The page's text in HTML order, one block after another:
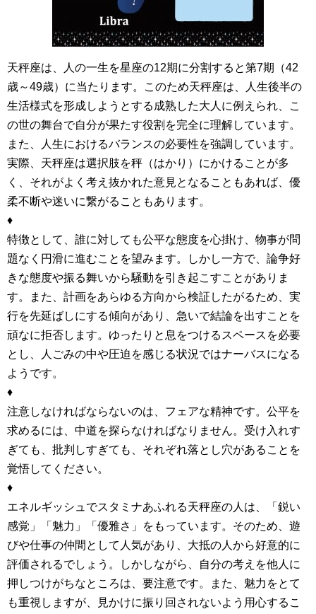
天秤座は、人の一生を星座の12期に分割すると第7期（42
歳～49歳）に当たります。このため天秤座は、人生後半の
生活様式を形成しようとする成熟した大人に例えられ、こ
の世の舞台で自分が果たす役割を完全に理解しています。
また、人生におけるバランスの必要性を強調しています。
実際、天秤座は選択肢を秤（はかり）にかけることが多
く、それがよく考え抜かれた意見となることもあれば、優
柔不断や迷いに繋がることもあります。
♦
特徴として、誰に対しても公平な態度を心掛け、物事が問
題なく円滑に進むことを望みます。しかし一方で、論争好
きな態度や振る舞いから騒動を引き起こすことがありま
す。また、計画をあらゆる方向から検証したがるため、実
行を先延ばしにする傾向があり、急いで結論を出すことを
頑なに拒否します。ゆったりと息をつけるスペースを必要
とし、人ごみの中や圧迫を感じる状況ではナーバスになる
ようです。
♦
注意しなければならないのは、フェアな精神です。公平を
求めるには、中道を探らなければなりません。受け入れす
ぎても、批判しすぎても、それぞれ落とし穴があることを
覚悟してください。
♦
エネルギッシュでスタミナあふれる天秤座の人は、「鋭い
感覚」「魅力」「優雅さ」をもっています。そのため、遊
びや仕事の仲間として人気があり、大抵の人から好意的に
評価されるでしょう。しかしながら、自分の考えを他人に
押しつけがちなところは、要注意です。また、魅力をとて
も重視しますが、見かけに振り回されないよう用心するこ